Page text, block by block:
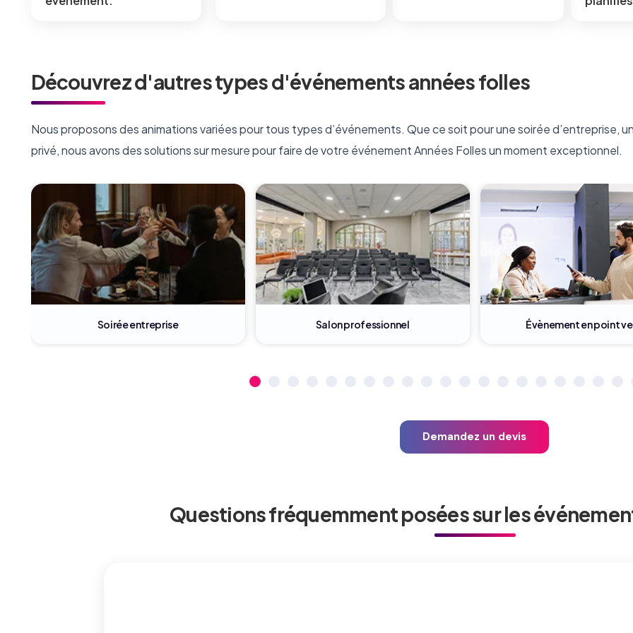
Découvrez d'autres types d'événements années folles
Nous proposons des animations variées pour tous types d’événements. Que ce soit pour une soirée d’entreprise,
privé, nous avons des solutions sur mesure pour faire de votre événement Années Folles un moment exceptionnel.
Salon professionnel Évènement en point vente Cocktail entreprise
Demandez un devis
Questions fréquemment posées sur les